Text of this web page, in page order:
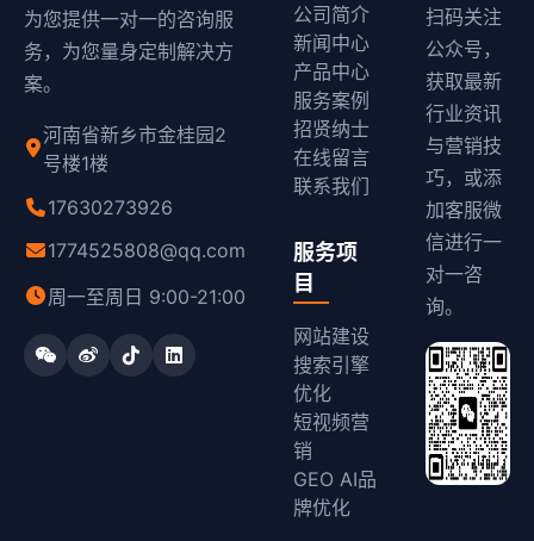
为您提供一对一的咨询服
务，为您量身定制解决方
案。
河南省新乡市金桂园2
号楼1楼
17630273926
1774525808@qq.com
周一至周日 9:00-21:00
公司简介
新闻中心
产品中心
服务案例
招贤纳士
在线留言
联系我们
服务项
目
网站建设
搜索引擎
优化
短视频营
销
GEO AI品
牌优化
扫码关注
公众号，
获取最新
行业资讯
与营销技
巧，或添
加客服微
信进行一
对一咨
询。